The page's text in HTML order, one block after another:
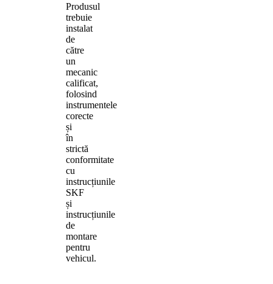
Produsul
trebuie
instalat
de
către
un
mecanic
calificat,
folosind
instrumentele
corecte
și
în
strictă
conformitate
cu
instrucțiunile
SKF
și
instrucțiunile
de
montare
pentru
vehicul.